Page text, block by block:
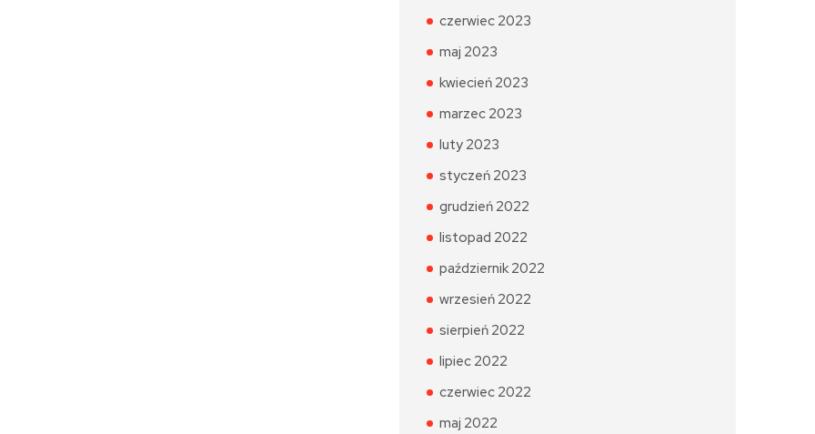
czerwiec 2023
maj 2023
kwiecień 2023
marzec 2023
luty 2023
styczeń 2023
grudzień 2022
listopad 2022
październik 2022
wrzesień 2022
sierpień 2022
lipiec 2022
czerwiec 2022
maj 2022